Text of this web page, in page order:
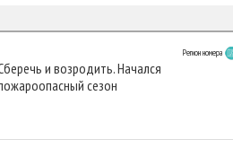
Регион номера
и возродить. Начался
сезон